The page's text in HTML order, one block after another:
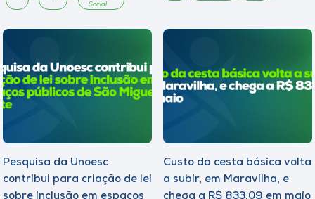
Social
Pesquisa da Unoesc
contribui para criação de lei
sobre inclusão em espaços
Custo da cesta básica volta
a subir, em Maravilha, e
chega a R$ 833,09 em maio